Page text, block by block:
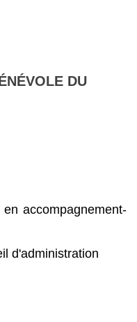
DU
accompagnement-
d'administration